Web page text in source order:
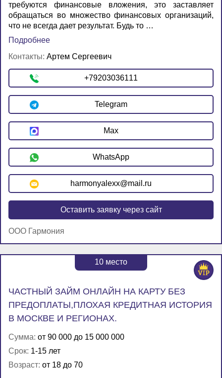
требуются финансовые вложения, это заставляет
обращаться во множество финансовых организаций,
что не всегда дает результат. Будь то …
Подробнее
Контакты: Артем Сергеевич
+79203036111
Telegram
Max
WhatsApp
harmonyalexx@mail.ru
Оставить заявку через сайт
ООО Гармония
10 место
ЧАСТНЫЙ ЗАЙМ ОНЛАЙН НА КАРТУ БЕЗ
ПРЕДОПЛАТЫ,ПЛОХАЯ КРЕДИТНАЯ ИСТОРИЯ
В МОСКВЕ И РЕГИОНАХ.
Сумма: от 90 000 до 15 000 000
Срок: 1-15 лет
Возраст: от 18 до 70